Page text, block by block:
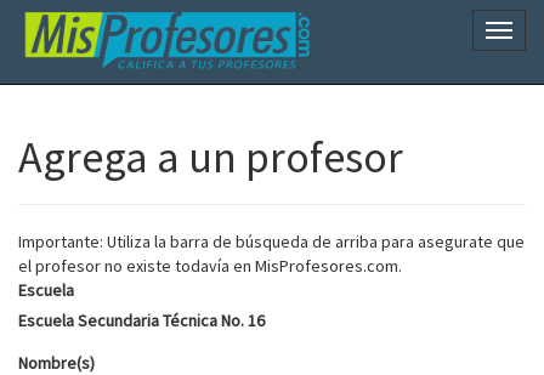
Agrega a un profesor
Importante: Utiliza la barra de búsqueda de arriba para asegurate que
el profesor no existe todavía en MisProfesores.com.
Escuela
Escuela Secundaria Técnica No. 16
Nombre(s)